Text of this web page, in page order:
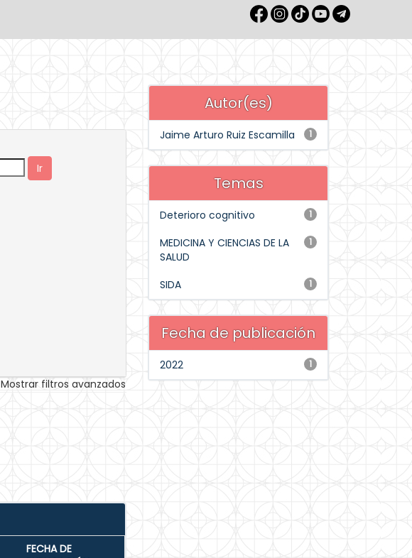
Mostrar filtros avanzados
FECHA DE
Autor(es)
1
Jaime Arturo Ruiz Escamilla
Temas
1
Deterioro cognitivo
1
MEDICINA Y CIENCIAS DE LA
SALUD
1
SIDA
Fecha de publicación
1
2022